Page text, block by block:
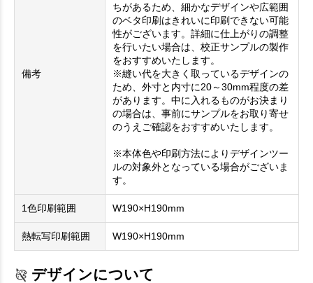
備考
ちがあるため、細かなデザインや広範囲
のベタ印刷はきれいに印刷できない可能
性がございます。詳細に仕上がりの調整
を行いたい場合は、校正サンプルの製作
をおすすめいたします。
※縫い代を大きく取っているデザインの
ため、外寸と内寸に20～30mm程度の差
があります。中に入れるものがお決まり
の場合は、事前にサンプルをお取り寄せ
のうえご確認をおすすめいたします。
※本体色や印刷方法によりデザインツー
ルの対象外となっている場合がございま
す。
1色印刷範囲 W190×H190mm
熱転写印刷範囲 W190×H190mm
デザインについて